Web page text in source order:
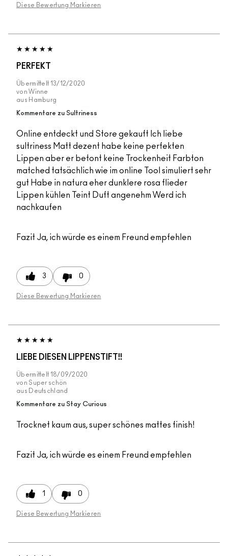
Diese Bewertung Markieren
PERFEKT
Übermittelt 13/12/2020
von Winne
aus Hamburg
Kommentare zu Sultriness
Online entdeckt und Store gekauft Ich liebe
sultriness Matt dezent habe keine perfekten
Lippen aber er betont keine Trockenheit Farbton
matched tatsächlich wie im online Tool simuliert sehr
gut Habe in natura eher dunklere rosa flieder
Lippen kühlen Teint Duft angenehm Werd ich
nachkaufen
Fazit Ja, ich würde es einem Freund empfehlen
3 0
Diese Bewertung Markieren
LIEBE DIESEN LIPPENSTIFT!!
Übermittelt 18/09/2020
von Super schön
aus
Deutschland
Kommentare zu Stay Curious
Trocknet kaum aus, super schönes mattes finish!
Fazit Ja, ich würde es einem Freund empfehlen
1 0
Diese Bewertung Markieren